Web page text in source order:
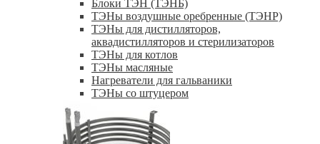
Блоки ТЭН (ТЭНБ)
ТЭНы воздушные оребренные (ТЭНР)
ТЭНы для дистилляторов,
аквадистилляторов и стерилизаторов
ТЭНы для котлов
ТЭНы масляные
Нагреватели для гальваники
ТЭНы со штуцером